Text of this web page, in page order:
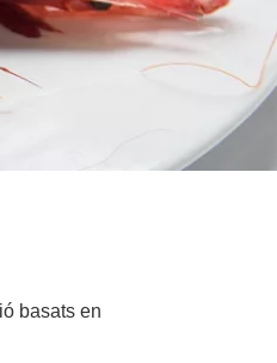
basats en